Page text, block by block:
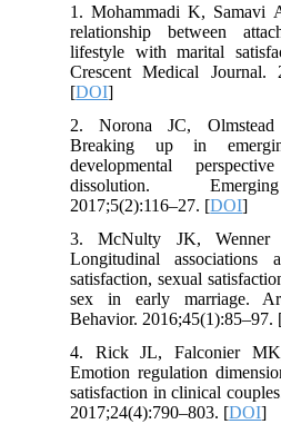
1. Mohammadi K,
relationship between
lifestyle with marital
Crescent Medical Journal.
[DOI
2. Norona JC,
Breaking up in
developmental
dissolution.
2017;5(2):116–27. [DOI
3. McNulty JK,
Longitudinal associations
satisfaction, sexual
sex in early marriage.
Behavior.
4. Rick JL, Falconier
Emotion regulation
satisfaction in clinical
2017;24(4):790–803. [DOI